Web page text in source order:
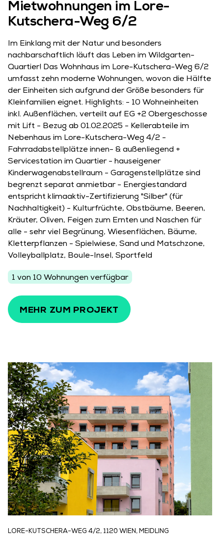
Mietwohnungen im Lore-
Kutschera-Weg 6/2
Im Einklang mit der Natur und besonders
nachbarschaftlich läuft das Leben im Wildgarten-
Quartier! Das Wohnhaus im Lore-Kutschera-Weg 6/2
umfasst zehn moderne Wohnungen, wovon die Hälfte
der Einheiten sich aufgrund der Größe besonders für
Kleinfamilien eignet. Highlights: - 10 Wohneinheiten
inkl. Außenflächen, verteilt auf EG +2 Obergeschosse
mit Lift - Bezug ab 01.02.2025 - Kellerabteile im
Nebenhaus im Lore-Kutschera-Weg 4/2 -
Fahrradabstellplätze innen- & außenliegend +
Servicestation im Quartier - hauseigener
Kinderwagenabstellraum - Garagenstellplätze sind
begrenzt separat anmietbar - Energiestandard
entspricht klimaaktiv-Zertifizierung "Silber" (für
Nachhaltigkeit) - Kulturfrüchte, Obstbäume, Beeren,
Kräuter, Oliven, Feigen zum Ernten und Naschen für
alle - sehr viel Begrünung, Wiesenflächen, Bäume,
Kletterpflanzen - Spielwiese, Sand und Matschzone,
Volleyballplatz, Boule-Insel, Sportfeld
1 von 10 Wohnungen verfügbar
MEHR ZUM PROJEKT
LORE-KUTSCHERA-WEG 4/2, 1120 WIEN, MEIDLING